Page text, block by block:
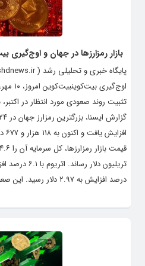
بازار رمزارزها در جهان و اوج‌گیری
تثبیت روند صعودی مورد انتظار در اکتبر،
درصد افزایش به ۲.۹۷ دلار رسید. این صعود اولیه، این...